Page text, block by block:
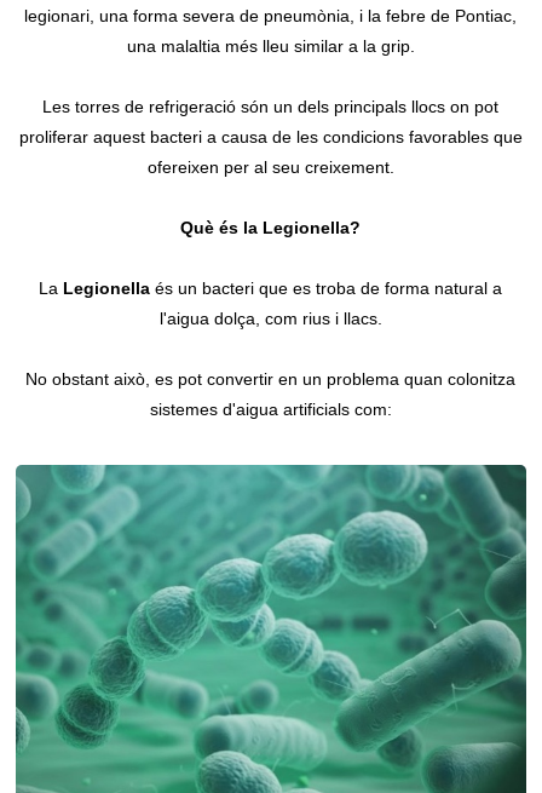
legionari, una forma severa de pneumònia, i la febre de Pontiac,
una malaltia més lleu similar a la grip.
Les torres de refrigeració són un dels principals llocs on pot
proliferar aquest bacteri a causa de les condicions favorables que
ofereixen per al seu creixement.
Què és la Legionella?
La Legionella és un bacteri que es troba de forma natural a
l'aigua dolça, com rius i llacs.
No obstant això, es pot convertir en un problema quan colonitza
sistemes d'aigua artificials com: